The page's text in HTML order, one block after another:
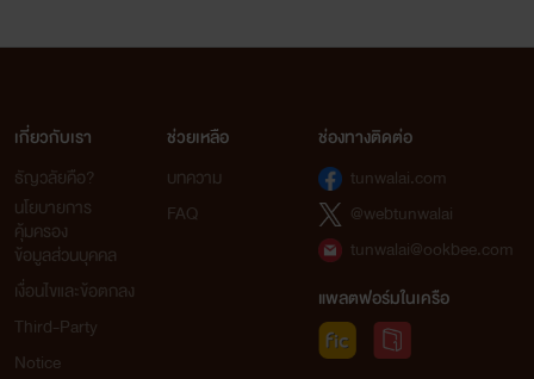
เกี่ยวกับเรา
ธัญวลัยคือ?
นโยบายการ
คุ้มครอง
ข้อมูลส่วนบุคคล
เงื่อนไขและข้อตกลง
Third-Party
Notice
ช่วยเหลือ
บทความ
FAQ
ช่องทางติดต่อ
tunwalai.com
@webtunwalai
tunwalai@ookbee.com
แพลตฟอร์มในเครือ